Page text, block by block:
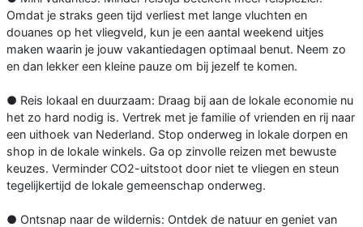
Omdat je straks geen tijd verliest met lange vluchten en
douanes op het vliegveld, kun je een aantal weekend uitjes
maken waarin je jouw vakantiedagen optimaal benut. Neem zo
en dan lekker een kleine pauze om bij jezelf te komen.
● Reis lokaal en duurzaam: Draag bij aan de lokale economie nu
het zo hard nodig is. Vertrek met je familie of vrienden en rij naar
een uithoek van Nederland. Stop onderweg in lokale dorpen en
shop in de lokale winkels. Ga op zinvolle reizen met bewuste
keuzes. Verminder CO2-uitstoot door niet te vliegen en steun
tegelijkertijd de lokale gemeenschap onderweg.
● Ontsnap naar de wildernis: Ontdek de natuur en geniet van